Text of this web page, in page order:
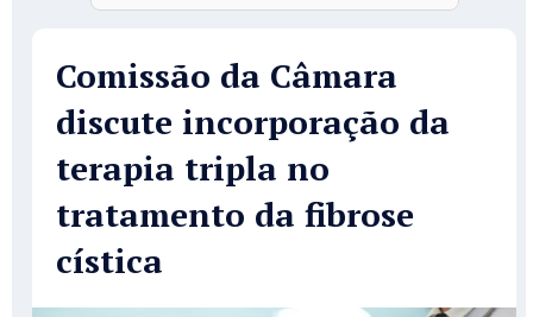
Comissão da Câmara
discute incorporação da
terapia tripla no
tratamento da fibrose
cística